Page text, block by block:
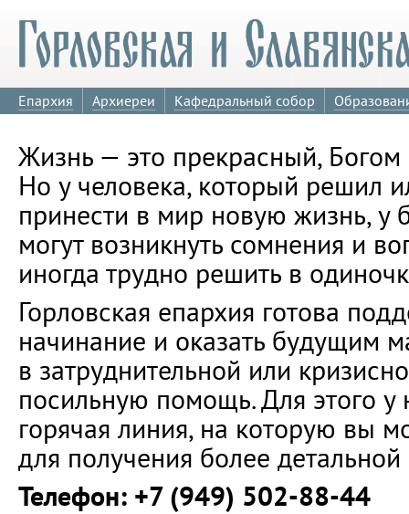
Епархия Архиереи Кафедральный собор
Жизнь — это прекрасный, Богом
Но у человека, который решил
принести в мир новую жизнь, у
могут возникнуть сомнения и
иногда трудно решить в
Горловская епархия готова
начинание и оказать будущим
в затруднительной или
посильную помощь. Для этого у
горячая линия, на которую вы
для получения более
Телефон: +7 (949) 502-88-44